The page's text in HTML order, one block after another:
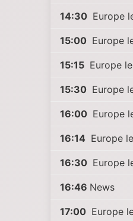
14:30 Europe
15:00 Europe
15:15 Europe
15:30 Europe
16:00 Europe
16:14 Europe
16:30 Europe
16:46 News
17:00 Europe